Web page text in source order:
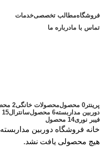
فروشگاهمطالب تخصصیخدمات
تماس با مادرباره ما
پرینتر 0 محصول محصولات خانگی2 محصول
دوربین مداربسته6 محصول سانترال15 محصول
فیبر نوری14 محصول
خانه فروشگاه دوربین مداربسته
هیچ محصولی یافت نشد.